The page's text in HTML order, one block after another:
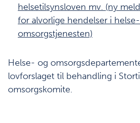
helsetilsynsloven mv. (ny
for alvorlige hendelser i
omsorgstjenesten)
Helse- og
lovforslaget til behandling i
omsorgskomite.